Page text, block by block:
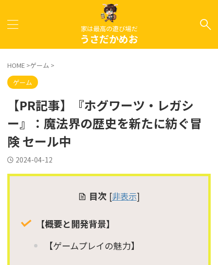
家は最高の遊び場だ
うさだかめお
HOME >ゲーム >
ゲーム
【PR記事】『ホグワーツ・レガシ
ー』：魔法界の歴史を新たに紡ぐ冒
険 セール中
2024-04-12
目次 [非表示]
【概要と開発背景】
【ゲームプレイの魅力】